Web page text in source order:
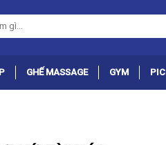
GHẾ MASSAGE GYM